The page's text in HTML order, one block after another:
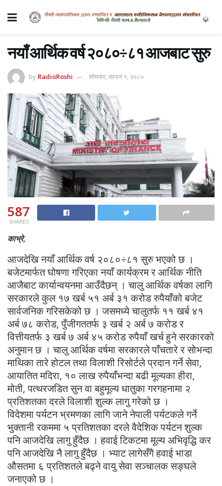
नयाँ आर्थिक वर्ष २०८०÷८१ आजबाट सुरु
by RadioRoshi सोमवार, साउन १, २०८०
587
SHARES
काभ्रे,
आजदेखि नयाँ आर्थिक वर्ष २०८०÷८१ सुरु भएको छ ।
बजेटमार्फत घोषणा गरिएका नयाँ कार्यक्रम र आर्थिक नीति
आजैबाट कार्यान्वयनमा आउँदैछन् । चालु आर्थिक वर्षका लागि
सरकारले कुल १७ खर्ब ५१ अर्ब ३१ करोड रुपैयाँको बजेट
सार्वजनिक गरिसकेको छ । जसमध्ये चालुतर्फ ११ खर्ब ४१
अर्ब ७८ करोड, पुँजीगततर्फ ३ खर्ब २ अर्ब ७ करोड र
वित्तीयतर्फ ३ खर्ब ७ अर्ब ४५ करोड रुपैयाँ खर्च हुने सरकारको
अनुमान छ । चालु आर्थिक वर्षमा सरकारले पाँचतारे र सोभन्दा
माथिका तारे होटल तथा विलाशी रिसोर्टले प्रदान गर्ने सेवा,
आयातित मदिरा, १० लाख रुपैयाँभन्दा बढी मूल्यका हीरा,
मोती, पत्थरजडित सुन वा बहुमूल्य धातुका गरगहनामा २
प्रतिशतका दरले विलाशी शुल्क लागु गरेको छ ।
विदेशमा पर्यटन भ्रमणका लागि जाने नेपाली पर्यटकले गर्ने
भुक्तानी रकममा ५ प्रतिशतका दरले वैदेशिक पर्यटन शुल्क
पनि आजदेखि लागु हुँदैछ । हवाई टिकटमा मूल्य अभिवृद्धि कर
पनि आजदेखि नै लागु हुँदैछ । भ्याट लागेसँगै हवाई भाडा
औसतमा ६ प्रतिशतले बढ्ने वायु सेवा सञ्चालक सङ्घले
जनाएको छ ।